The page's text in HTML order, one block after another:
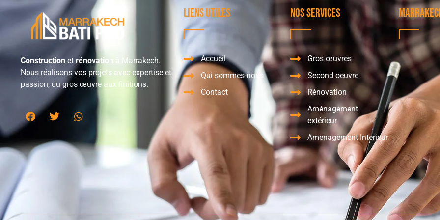
Construction et rénovation à Marrakech.
Nous réalisons vos projets avec expertise et
passion, du gros œuvre aux finitions.
Liens utiles
Accueil
Qui sommes-nous
Contact
Nos services
Gros œuvres
Second oeuvre
Rénovation
Aménagement
extérieur
Amenagement Interieur